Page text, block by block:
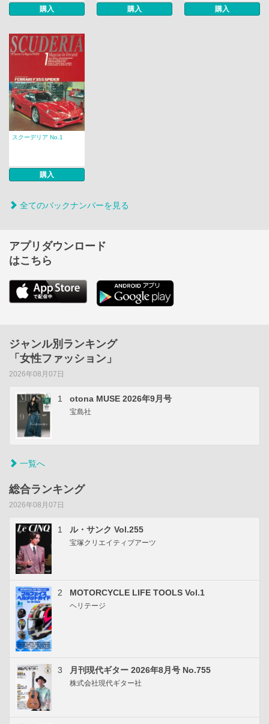
購入 購入 購入
スクーデリア No.1
購入
全てのバックナンバーを見る
アプリダウンロード
はこちら
ジャンル別ランキング
「女性ファッション」
2026年08月07日
1 otona MUSE 2026年9月号
宝島社
一覧へ
総合ランキング
2026年08月07日
1 ル・サンク Vol.255
宝塚クリエイティブアーツ
2 MOTORCYCLE LIFE TOOLS Vol.1
ヘリテージ
3 月刊現代ギター 2026年8月号 No.755
株式会社現代ギター社